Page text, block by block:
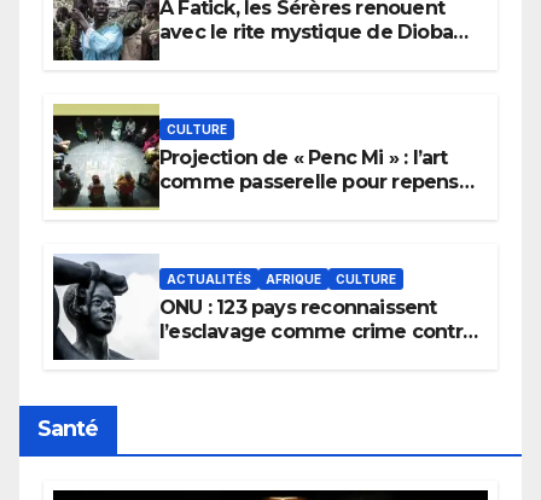
À Fatick, les Sérères renouent
avec le rite mystique de Diobaye
CULTURE
Projection de « Penc Mi » : l’art
comme passerelle pour repenser
ACTUALITÉS AFRIQUE CULTURE
ONU : 123 pays reconnaissent
l’esclavage comme crime contre
Santé